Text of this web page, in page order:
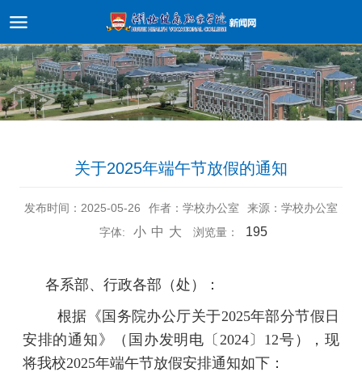
关于2025年端午节放假的通知
发布时间：2025-05-26 作者：学校办公室
来源：学校办公室
字体:
小 中 大 浏览量： 195
各系部、行政各部（处）：
根据《国务院办公厅关于2025年部分节假日
安排的通知》（国办发明电〔2024〕12号），现
将我校2025年端午节放假安排通知如下：